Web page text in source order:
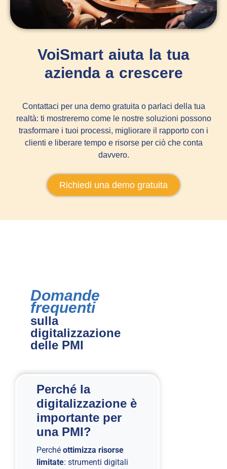
VoiSmart aiuta la tua
azienda a crescere
Contattaci per una demo gratuita o parlaci della tua
realtà: ti mostreremo come le nostre soluzioni possono
trasformare i tuoi processi, migliorare il rapporto con i
clienti e liberare tempo e risorse per ciò che conta
davvero.
Richiedi una demo gratuita
Domande
frequenti
sulla
digitalizzazione
delle PMI
Perché la
digitalizzazione è
importante per
una PMI?
Perché ottimizza risorse
limitate: strumenti digitali